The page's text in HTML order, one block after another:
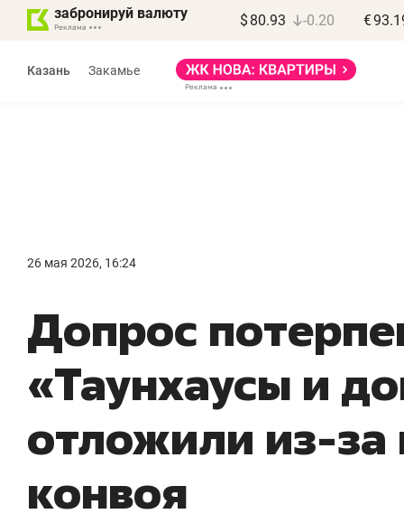
забронируй валюту $ 80.93 -0.20 €
Казань Закамье
26 мая 2026, 16:24
Допрос
«Таунхаусы и
отложили из-за
конвоя
правил, бизнес может
потерять минимум
Как бизнесу выйти на зарубежные
чем интересен Оман?